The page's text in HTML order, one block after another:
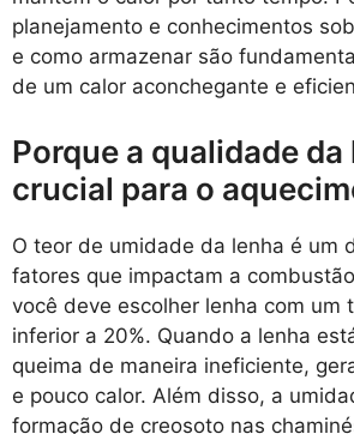
planejamento e conhecimentos
e como armazenar são
de um calor aconchegante e
Porque a qualidade da
crucial para o
O teor de umidade da lenha é um
fatores que impactam a
você deve escolher lenha com um
inferior a 20%. Quando a lenha
queima de maneira ineficiente,
e pouco calor. Além disso, a
formação de creosoto nas